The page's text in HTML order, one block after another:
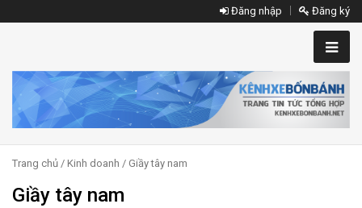
Đăng nhập Đăng ký
Trang chủ / Kinh doanh / Giầy tây nam
Giầy tây nam